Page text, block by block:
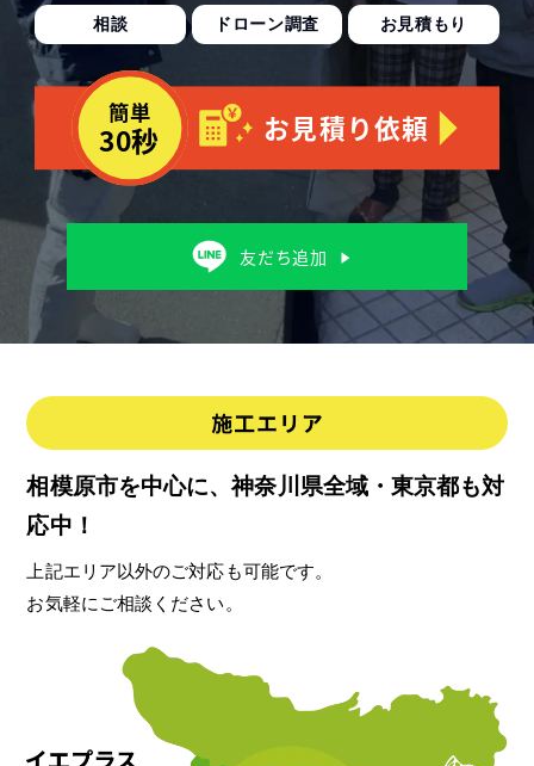
相談 ドローン調査 お見積もり
相模原市を中心に、神奈川県全域・東京都も対
応中！
上記エリア以外のご対応も可能です。
お気軽にご相談ください。